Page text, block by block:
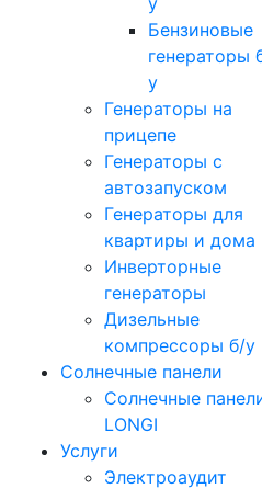
Бензиновые
генераторы
у
Генераторы на
прицепе
Генераторы с
автозапуском
Генераторы для
квартиры и дома
Инверторные
генераторы
Дизельные
компрессоры б/у
Солнечные панели
Солнечные
LONGI
Услуги
Электроаудит